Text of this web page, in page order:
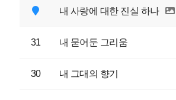
내 사랑에 대한 진실 하나
31 내 묻어둔 그리움
30 내 그대의 향기